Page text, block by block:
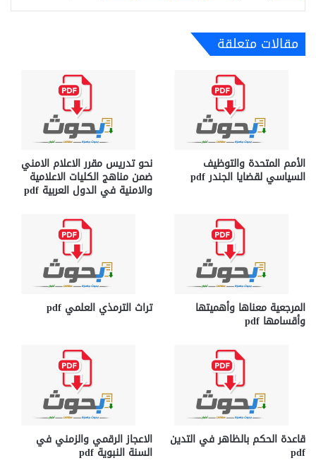
مقالات متعلقة
الأمم المتحدة والتوظيف
السياسي لقضايا الجندر pdf
نحو تدريس مقرر الاعلام الامني
ضمن مناهج الكليات الاعلامية
والامنية في الدول العربية pdf
المرجعية معناها وأهميتها
وأقسامها pdf
تراث الترمذي العلمي pdf
قاعدة الحكم بالظاهر في التدين
pdf
الاعجاز الرقمي والزمني في
السنة النبوية pdf